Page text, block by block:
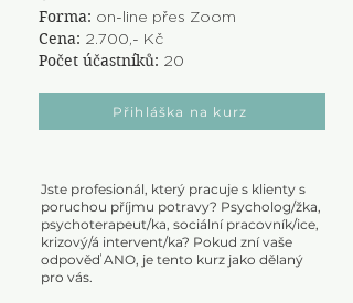
Jste profesionál, který pracuje s klienty s
poruchou příjmu potravy? Psycholog/žka,
psychoterapeut/ka, sociální pracovník/ice,
krizový/á intervent/ka? Pokud zní vaše
odpověď ANO, je tento kurz jako dělaný
pro vás.
Forma: on-line přes Zoom
Cena: 2.700,- Kč
Počet účastníků: 20
Přihláška na kurz